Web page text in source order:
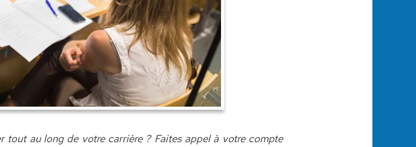
au long de votre carrière ? Faites appel à votre compte